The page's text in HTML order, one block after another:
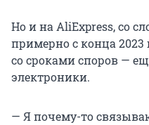
Но и на AliExpress, со
примерно с конца
со сроками споров —
электроники.
— Я почему-то